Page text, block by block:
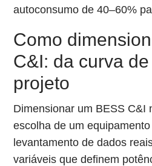
autoconsumo de 40–60%
Como
C&I: da curva
projeto
Dimensionar um BESS C&I
escolha de um
levantamento de dados
variáveis que definem